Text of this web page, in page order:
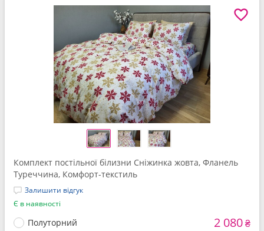
Комплект постільної білизни Сніжинка жовта, Фланель
Туреччина, Комфорт-текстиль
Залишити відгук
Є в наявності
Полуторний 2 080₴